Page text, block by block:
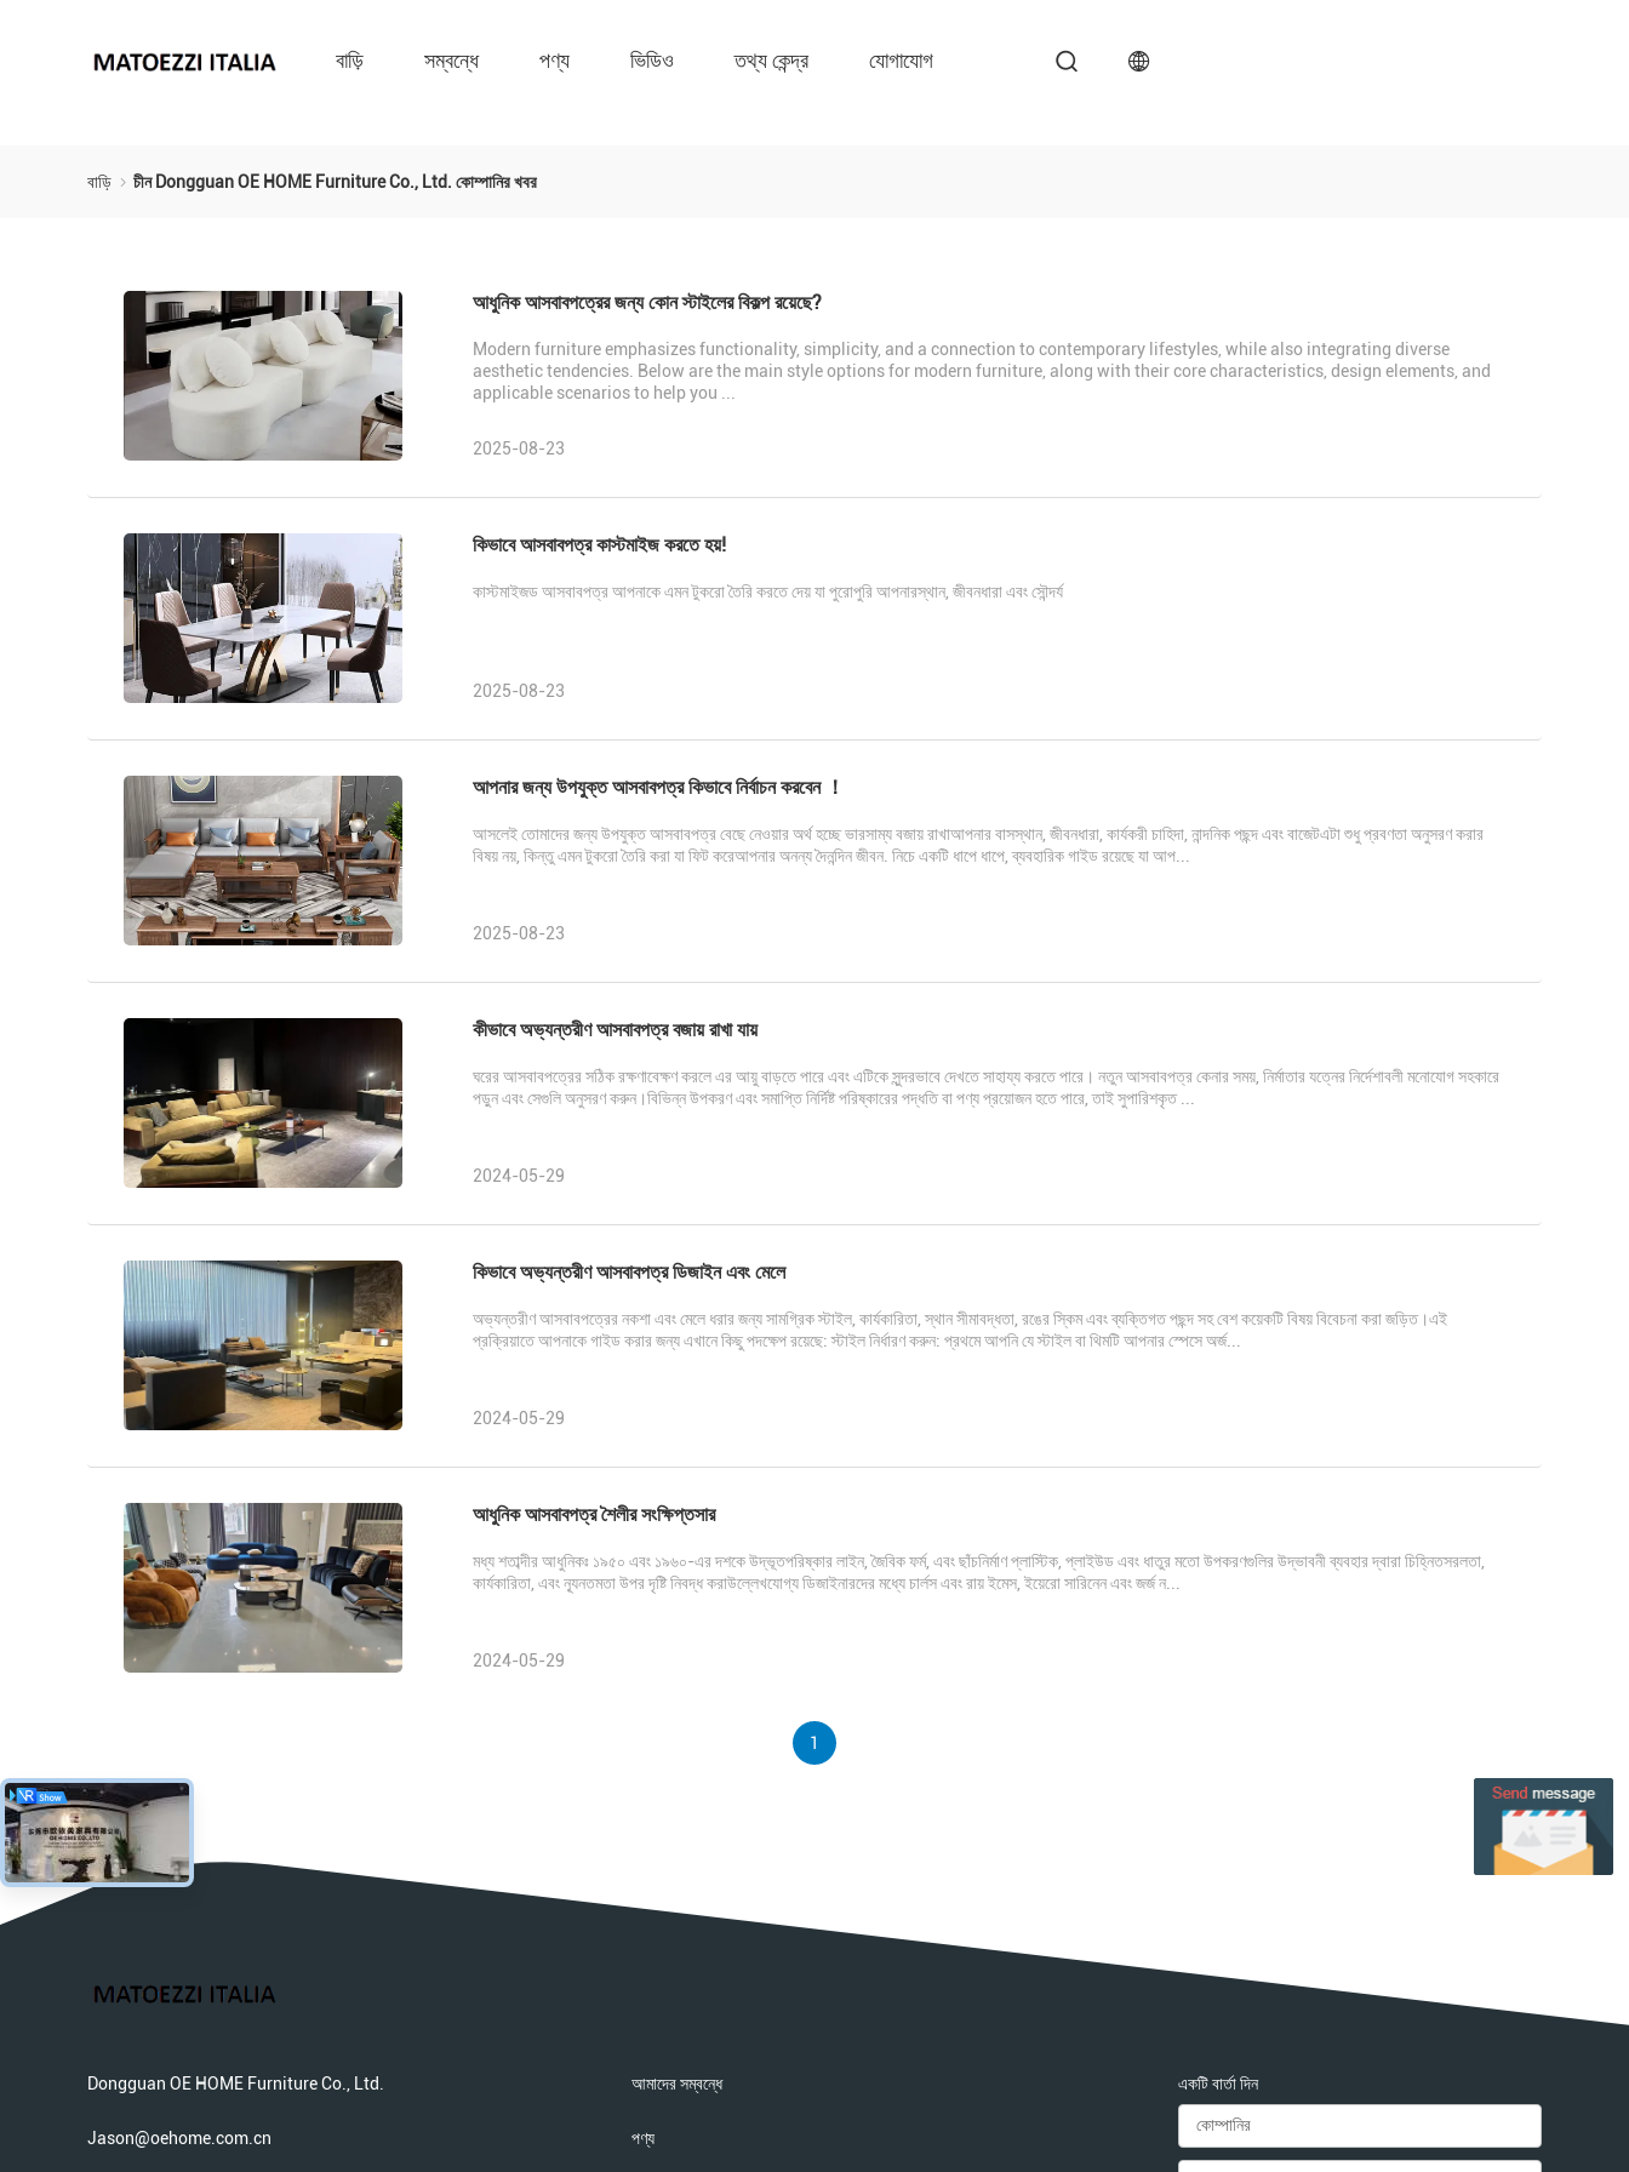
বাড়ি সম্বন্ধে পণ্য ভিডিও তথ্য কেন্দ্র যোগাযোগ
বাড়ি চীন Dongguan OE HOME Furniture Co., Ltd. কোম্পানির খবর
আধুনিক আসবাবপত্রের জন্য কোন স্টাইলের বিকল্প রয়েছে?
Modern furniture emphasizes functionality, simplicity, and a connection to contemporary lifestyles, while also integrating diverse
aesthetic tendencies. Below are the main style options for modern furniture, along with their core characteristics, design elements, and
applicable scenarios to help you ...
2025-08-23
কিভাবে আসবাবপত্র কাস্টমাইজ করতে হয়!
কাস্টমাইজড আসবাবপত্র আপনাকে এমন টুকরো তৈরি করতে দেয় যা পুরোপুরি আপনারস্থান, জীবনধারা এবং সৌন্দর্য
2025-08-23
আপনার জন্য উপযুক্ত আসবাবপত্র কিভাবে নির্বাচন করবেন ！
আসলেই তোমাদের জন্য উপযুক্ত আসবাবপত্র বেছে নেওয়ার অর্থ হচ্ছে ভারসাম্য বজায় রাখাআপনার বাসস্থান, জীবনধারা, কার্যকরী চাহিদা, নান্দনিক পছন্দ এবং বাজেটএটা শুধু প্রবণতা অনুসরণ করার
বিষয় নয়, কিন্তু এমন টুকরো তৈরি করা যা ফিট করেআপনার অনন্য দৈনন্দিন জীবন. নিচে একটি ধাপে ধাপে, ব্যবহারিক গাইড রয়েছে যা আপ...
2025-08-23
কীভাবে অভ্যন্তরীণ আসবাবপত্র বজায় রাখা যায়
ঘরের আসবাবপত্রের সঠিক রক্ষণাবেক্ষণ করলে এর আয়ু বাড়তে পারে এবং এটিকে সুন্দরভাবে দেখতে সাহায্য করতে পারে। নতুন আসবাবপত্র কেনার সময়, নির্মাতার যত্নের নির্দেশাবলী মনোযোগ সহকারে
পড়ুন এবং সেগুলি অনুসরণ করুন।বিভিন্ন উপকরণ এবং সমাপ্তি নির্দিষ্ট পরিষ্কারের পদ্ধতি বা পণ্য প্রয়োজন হতে পারে, তাই সুপারিশকৃত ...
2024-05-29
কিভাবে অভ্যন্তরীণ আসবাবপত্র ডিজাইন এবং মেলে
অভ্যন্তরীণ আসবাবপত্রের নকশা এবং মেলে ধরার জন্য সামগ্রিক স্টাইল, কার্যকারিতা, স্থান সীমাবদ্ধতা, রঙের স্কিম এবং ব্যক্তিগত পছন্দ সহ বেশ কয়েকটি বিষয় বিবেচনা করা জড়িত।এই
প্রক্রিয়াতে আপনাকে গাইড করার জন্য এখানে কিছু পদক্ষেপ রয়েছে: স্টাইল নির্ধারণ করুন: প্রথমে আপনি যে স্টাইল বা থিমটি আপনার স্পেসে অর্জ...
2024-05-29
আধুনিক আসবাবপত্র শৈলীর সংক্ষিপ্তসার
মধ্য শতাব্দীর আধুনিকঃ ১৯৫০ এবং ১৯৬০-এর দশকে উদ্ভূতপরিষ্কার লাইন, জৈবিক ফর্ম, এবং ছাঁচনির্মাণ প্লাস্টিক, প্লাইউড এবং ধাতুর মতো উপকরণগুলির উদ্ভাবনী ব্যবহার দ্বারা চিহ্নিতসরলতা,
কার্যকারিতা, এবং ন্যূনতমতা উপর দৃষ্টি নিবদ্ধ করাউল্লেখযোগ্য ডিজাইনারদের মধ্যে চার্লস এবং রায় ইমেস, ইয়েরো সারিনেন এবং জর্জ ন...
2024-05-29
1
Dongguan OE HOME Furniture Co., Ltd.
Jason@oehome.com.cn
আমাদের সম্বন্ধে
পণ্য
একটি বার্তা দিন